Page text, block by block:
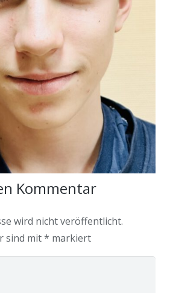
Kommentar
wird nicht veröffentlicht.
sind mit* markiert